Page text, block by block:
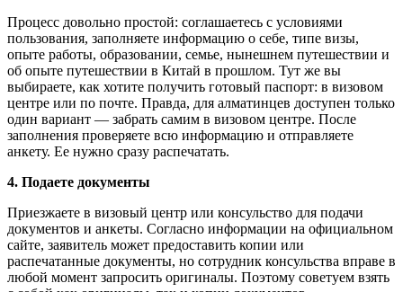
Процесс довольно простой: соглашаетесь с условиями
пользования, заполняете информацию о себе, типе визы,
опыте работы, образовании, семье, нынешнем путешествии и
об опыте путешествии в Китай в прошлом. Тут же вы
выбираете, как хотите получить готовый паспорт: в визовом
центре или по почте. Правда, для алматинцев доступен только
один вариант — забрать самим в визовом центре. После
заполнения проверяете всю информацию и отправляете
анкету. Ее нужно сразу распечатать.
4. Подаете документы
Приезжаете в визовый центр или консульство для подачи
документов и анкеты. Согласно информации на официальном
сайте, заявитель может предоставить копии или
распечатанные документы, но сотрудник консульства вправе в
любой момент запросить оригиналы. Поэтому советуем взять